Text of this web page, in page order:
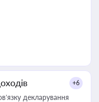
+6
декларування